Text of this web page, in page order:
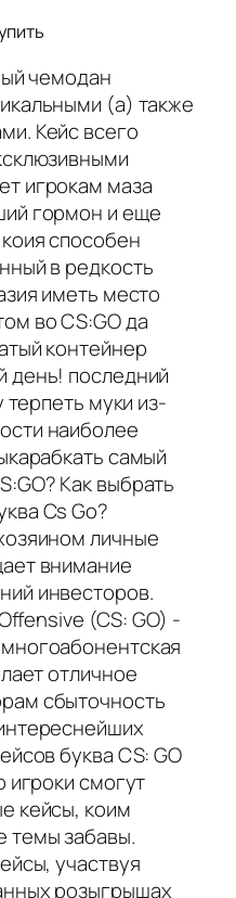
чемодан
(а) также
Кейс всего
игрокам маза
гормон и еще
способен
в редкость
иметь место
во CS:GO да
контейнер
день! последний
терпеть муки из-
наиболее
самый
Как выбрать
Cs Go?
личные
внимание
инвесторов.
(CS: GO) -
отличное
сбыточность
буква CS: GO
игроки смогут
кейсы, коим
темы забавы.
участвуя
розыгрышах